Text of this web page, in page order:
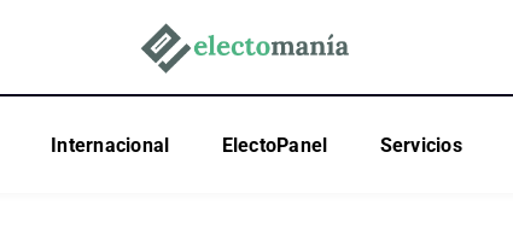
Internacional ElectoPanel Servicios